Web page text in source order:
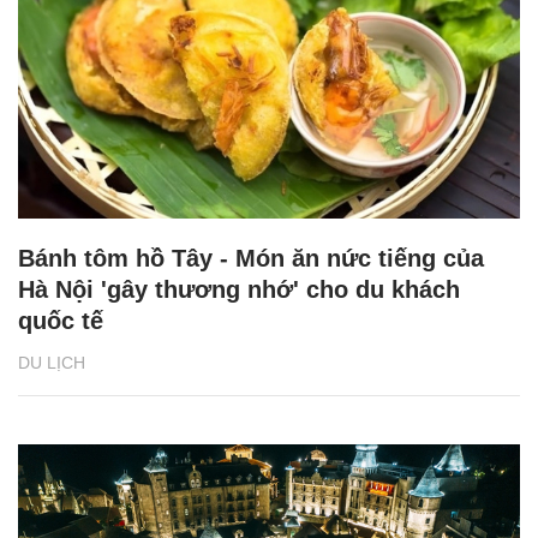
DU LỊCH
Bánh tôm hồ Tây - Món ăn nức tiếng của
Hà Nội 'gây thương nhớ' cho du khách
quốc tế